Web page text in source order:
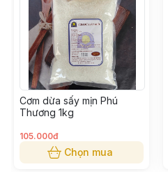
Cơm dừa sấy mịn Phú
Thương 1kg
105.000đ
Chọn mua